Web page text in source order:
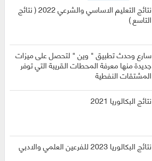
نتائج التعليم الاساسي والشرعي 2022 ( نتائج
التاسع )
سارع وحدث تطبيق " وين " لتحصل على ميزات
جديدة منها معرفة المحطات القريبة التي توفر
المشتقات النفطية
نتائج البكالوريا 2021
نتائج البكالوريا 2023 للفرعين العلمي والادبي